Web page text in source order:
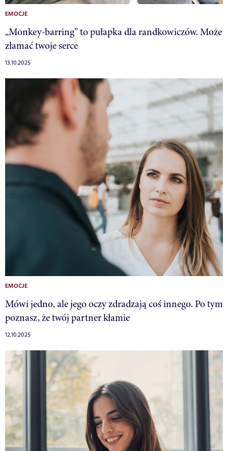
EMOCJE
„Monkey-barring” to pułapka dla randkowiczów. Może
złamać twoje serce
13.10.2025
EMOCJE
Mówi jedno, ale jego oczy zdradzają coś innego. Po tym
poznasz, że twój partner kłamie
12.10.2025